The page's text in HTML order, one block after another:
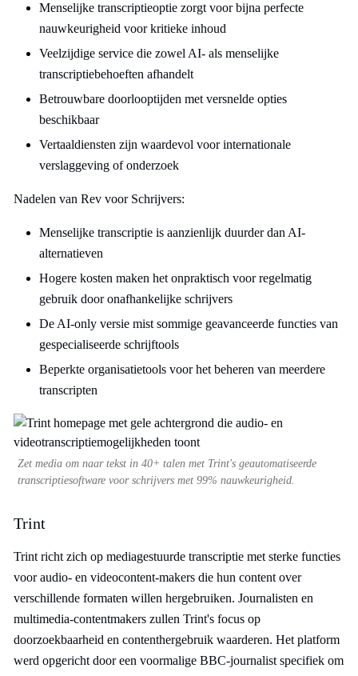
Menselijke transcriptieoptie zorgt voor bijna perfecte
nauwkeurigheid voor kritieke inhoud
Veelzijdige service die zowel AI- als menselijke
transcriptiebehoeften afhandelt
Betrouwbare doorlooptijden met versnelde opties
beschikbaar
Vertaaldiensten zijn waardevol voor internationale
verslaggeving of onderzoek
Nadelen van Rev voor Schrijvers:
Menselijke transcriptie is aanzienlijk duurder dan AI-
alternatieven
Hogere kosten maken het onpraktisch voor regelmatig
gebruik door onafhankelijke schrijvers
De AI-only versie mist sommige geavanceerde functies van
gespecialiseerde schrijftools
Beperkte organisatietools voor het beheren van meerdere
transcripten
Zet media om naar tekst in 40+ talen met Trint's geautomatiseerde
transcriptiesoftware voor schrijvers met 99% nauwkeurigheid.
Trint
Trint richt zich op mediagestuurde transcriptie met sterke functies
voor audio- en videocontent-makers die hun content over
verschillende formaten willen hergebruiken. Journalisten en
multimedia-contentmakers zullen Trint's focus op
doorzoekbaarheid en contenthergebruik waarderen. Het platform
werd opgericht door een voormalige BBC-journalist specifiek om